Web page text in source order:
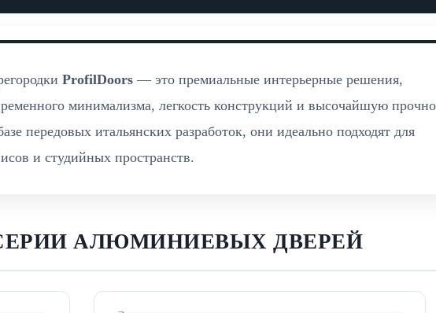
ProfilDoors — это премиальные интерьерные решения,
минимализма, легкость конструкций и высочайшую
передовых итальянских разработок, они идеально подходят для
и студийных пространств.
АЛЮМИНИЕВЫХ ДВЕРЕЙ